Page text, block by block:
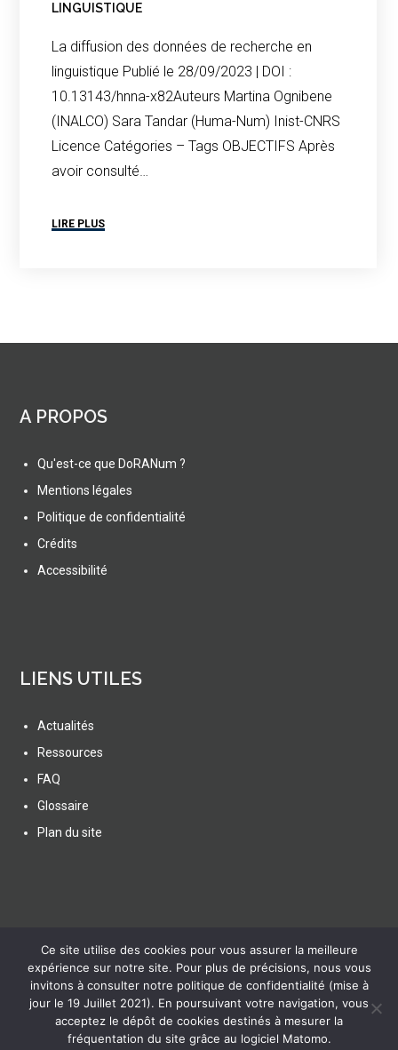
LINGUISTIQUE
La diffusion des données de recherche en
linguistique Publié le 28/09/2023 | DOI :
10.13143/hnna-x82Auteurs Martina Ognibene
(INALCO) Sara Tandar (Huma-Num) Inist-CNRS
Licence Catégories – Tags OBJECTIFS Après
avoir consulté…
LIRE PLUS
A PROPOS
Qu'est-ce que DoRANum ?
Mentions légales
Politique de confidentialité
Crédits
Accessibilité
LIENS UTILES
Actualités
Ressources
FAQ
Glossaire
Plan du site
SUIVEZ NOUS
lien vers Canal U
Ce site utilise des cookies pour vous assurer la meilleure
expérience sur notre site. Pour plus de précisions, nous vous
invitons à consulter notre politique de confidentialité (mise à
jour le 19 Juillet 2021). En poursuivant votre navigation, vous
acceptez le dépôt de cookies destinés à mesurer la
fréquentation du site grâce au logiciel Matomo.